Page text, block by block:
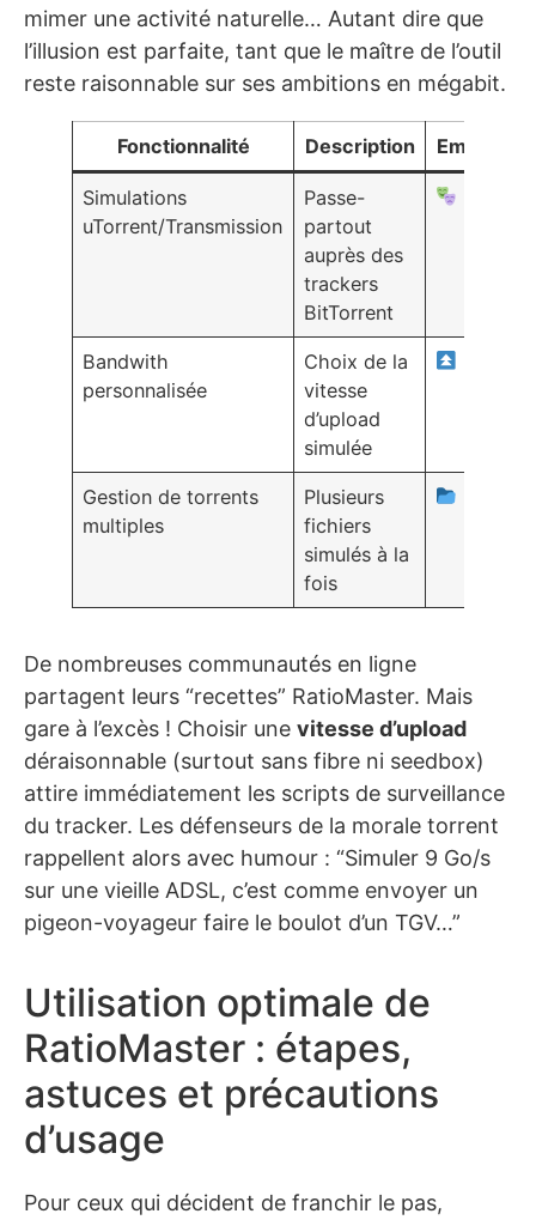
mimer une activité naturelle… Autant dire que
l’illusion est parfaite, tant que le maître de l’outil
reste raisonnable sur ses ambitions en mégabit.
Fonctionnalité Description Emoji
Simulations
uTorrent/Transmission
Passe-
partout
auprès des
trackers
BitTorrent
Bandwith
personnalisée
Choix de la
vitesse
d’upload
simulée
Gestion de torrents
multiples
Plusieurs
fichiers
simulés à la
fois
De nombreuses communautés en ligne
partagent leurs “recettes” RatioMaster. Mais
gare à l’excès ! Choisir une vitesse d’upload
déraisonnable (surtout sans fibre ni seedbox)
attire immédiatement les scripts de surveillance
du tracker. Les défenseurs de la morale torrent
rappellent alors avec humour : “Simuler 9 Go/s
sur une vieille ADSL, c’est comme envoyer un
pigeon-voyageur faire le boulot d’un TGV…”
Utilisation optimale de
RatioMaster : étapes,
astuces et précautions
d’usage
Pour ceux qui décident de franchir le pas,